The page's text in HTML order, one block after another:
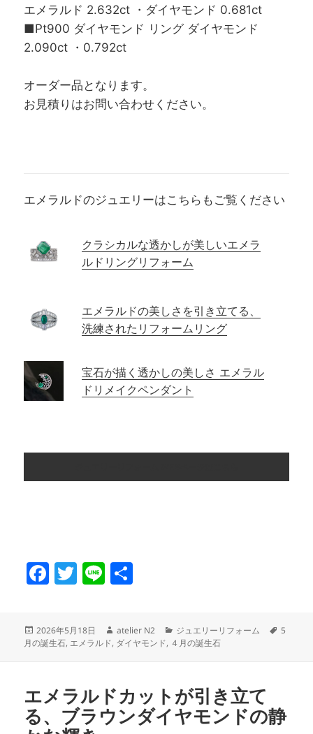
エメラルド 2.632ct ・ダイヤモンド 0.681ct
■Pt900 ダイヤモンド リング ダイヤモンド
2.090ct ・0.792ct
オーダー品となります。
お見積りはお問い合わせください。
エメラルドのジュエリーはこちらもご覧ください
クラシカルな透かしが美しいエメラ
ルドリングリフォーム
エメラルドの美しさを引き立てる、
洗練されたリフォームリング
宝石が描く透かしの美しさ エメラル
ドリメイクペンダント
F
e
o
o
T
er
Li
投
稿
2026年5月18日
作
成
atelier N2
カ
テ
ジュエリーリフォーム
タ
5
月の誕生石, エメラルド, ダイヤモンド, ４月の誕生石
エメラルドカットが引き立て
る、ブラウンダイヤモンドの静